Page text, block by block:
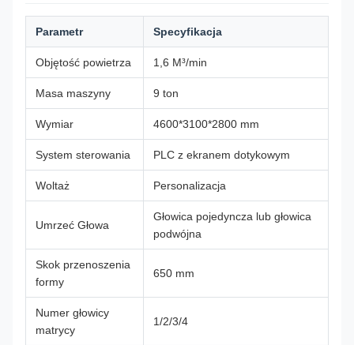
Parametr Specyfikacja
Objętość powietrza 1,6 M³/min
Masa maszyny 9 ton
Wymiar 4600*3100*2800 mm
System sterowania PLC z ekranem dotykowym
Woltaż Personalizacja
Umrzeć Głowa
Głowica pojedyncza lub głowica
podwójna
Skok przenoszenia
formy
650 mm
Numer głowicy
matrycy
1/2/3/4